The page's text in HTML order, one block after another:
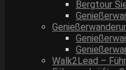
Bergtour
Walk2Lead –